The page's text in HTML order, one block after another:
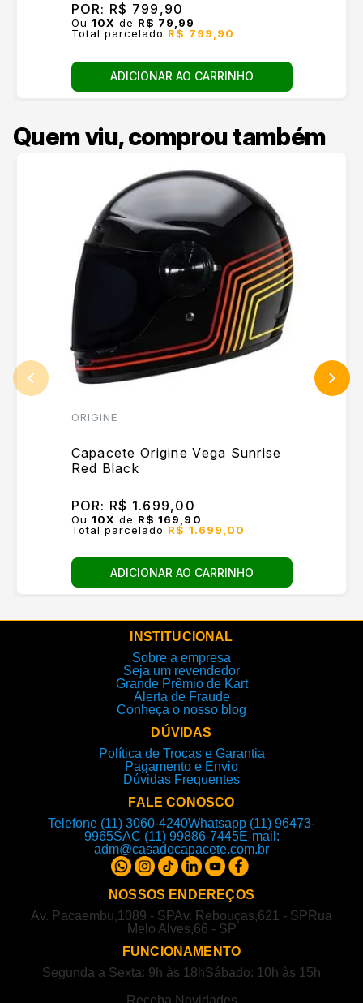
POR: R$ 799,90
Ou 10X de R$ 79,99
Total parcelado R$ 799,90
ADICIONAR AO CARRINHO
Quem viu, comprou também
ORIGINE
Capacete Origine Vega Sunrise
Red Black
POR: R$ 1.699,00
Ou 10X de R$ 169,90
Total parcelado R$ 1.699,00
ADICIONAR AO CARRINHO
INSTITUCIONAL
Sobre a empresa
Seja um revendedor
Grande Prêmio de Kart
Alerta de Fraude
Conheça o nosso blog
DÚVIDAS
Política de Trocas e Garantia
Pagamento e Envio
Dúvidas Frequentes
FALE CONOSCO
Telefone (11) 3060-4240Whatsapp (11) 96473-
9965SAC (11) 99886-7445E-mail:
adm@casadocapacete.com.br
NOSSOS ENDEREÇOS
Av. Pacaembu,1089 - SPAv. Rebouças,621 - SP Rua
Melo Alves,66 - SP
FUNCIONAMENTO
Segunda a Sexta: 9h às 18hSábado: 10h às 15h